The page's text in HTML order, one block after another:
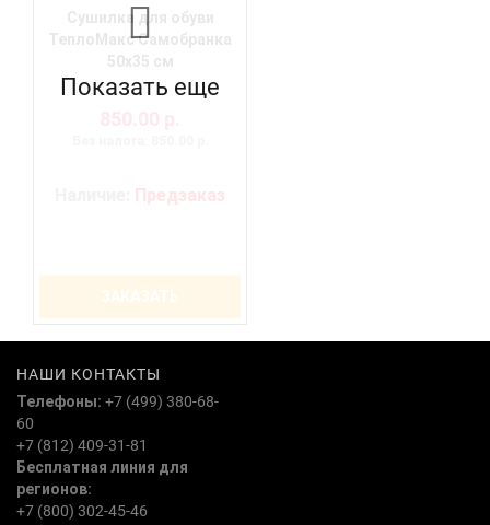
ТеплоМакс Самобранка
Предзаказ
Показать еще
НАШИ КОНТАКТЫ
Телефоны: +7 (499) 380-68-
60
+7 (812) 409-31-81
Бесплатная линия для
регионов:
+7 (800) 302-45-46